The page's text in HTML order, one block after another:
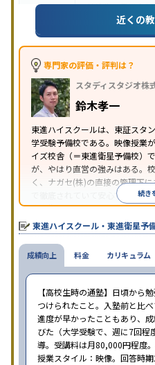
特待生・奨学金
PC・タブレット
習のみの受講可
※2024年6月調査。大学受験塾・予
近くの
専門家の評価・評判は？
スタディスタジオ株
鈴木孝一
東進ハイスクールは、東証スタ
学受験予備校である。映像授業
イズ校舎（＝東進衛星予備校）
が、やはり直営の強みはある。
く、ナガセ(株)の直接の管理下
で徹底されていて安心できる。
東進衛星予備校は、運営会社に
なる。体験授業では、授業のみ
校舎雰囲気、校舎での合格実績
続き
東進ハイスクール・東進衛星予
成績向上
【高校生時の通塾】日頃から
つけられたこと。入塾前と比
進度が早かったこともあり、
びた（大学受験で、週に7回程
導。受講料は月80,000円程度
授業スタイル：映像。回答時期
料金 カリキュラム